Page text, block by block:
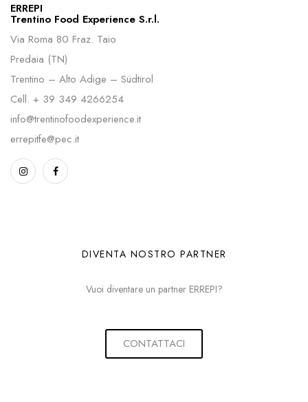
ERREPI
Trentino Food Experience S.r.l.
Via Roma 80 Fraz. Taio
Predaia (TN)
Trentino – Alto Adige – Südtirol
Cell. + 39 349 4266254
info@trentinofoodexperience.it
errepitfe@pec.it
DIVENTA NOSTRO PARTNER
Vuoi diventare un partner ERREPI?
CONTATTACI